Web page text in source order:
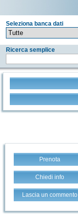
Seleziona banca dati
Ricerca semplice
Prenota
Chiedi info
Lascia un commento